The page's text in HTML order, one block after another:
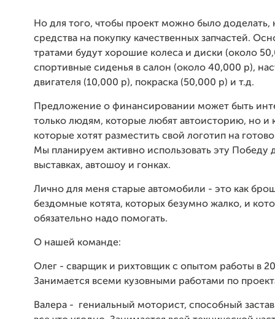
Но для того, чтобы проект можно было
средства на покупку качественных запчастей.
тратами будут хорошие колеса и диски (около
спортивные сиденья в салон (около 40,000 р),
двигателя (10,000 р), покраска (50,000 р) и т.д.
Предложение о финансировании может быть
только людям, которые любят автоисторию, но и
которые хотят разместить свой логотип на
Мы планируем активно использовать эту Победу
выставках, автошоу и гонках.
Лично для меня старые автомобили - это как
бездомные котята, которых безумно жалко, и
обязательно надо помогать.
О нашей команде:
Олег - сварщик и рихтовщик с опытом работы в
Занимается всеми кузовными работами по
Валера - гениальный моторист, способный